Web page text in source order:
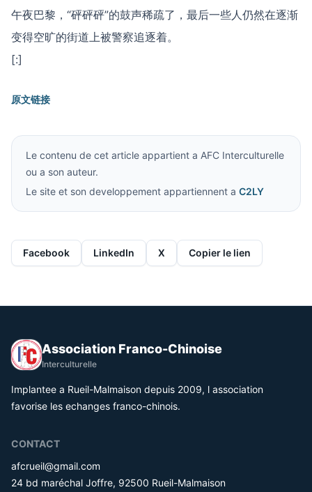
午夜巴黎，“砰砰砰”的鼓声稀疏了，最后一些人仍然在逐渐
变得空旷的街道上被警察追逐着。
[:]
原文链接
Le contenu de cet article appartient a AFC Interculturelle
ou a son auteur.
Le site et son developpement appartiennent a C2LY
Facebook LinkedIn X Copier le lien
Association Franco-Chinoise
Interculturelle
Implantee a Rueil-Malmaison depuis 2009, l association
favorise les echanges franco-chinois.
CONTACT
afcrueil@gmail.com
24 bd maréchal Joffre, 92500 Rueil-Malmaison